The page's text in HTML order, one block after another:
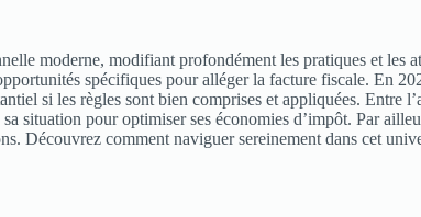
moderne, modifiant profondément les pratiques et les
spécifiques pour alléger la facture fiscale. En
si les règles sont bien comprises et appliquées. Entre
situation pour optimiser ses économies d’impôt. Par
Découvrez comment naviguer sereinement dans cet